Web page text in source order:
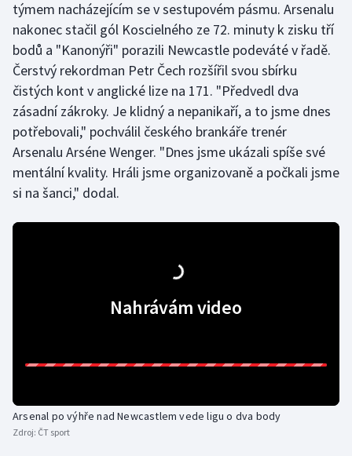
Moderní pětiboj
Motorsport
Olympijské hry
Parasport
Plavání
Sportovní střelba
týmem nacházejícím se v sestupovém pásmu. Arsenalu
nakonec stačil gól Koscielného ze 72. minuty k zisku tří
bodů a "Kanonýři" porazili Newcastle podeváté v řadě.
Čerstvý rekordman Petr Čech rozšířil svou sbírku
čistých kont v anglické lize na 171. "Předvedl dva
zásadní zákroky. Je klidný a nepanikaří, a to jsme dnes
potřebovali," pochválil českého brankáře trenér
Arsenalu Arséne Wenger. "Dnes jsme ukázali spíše své
mentální kvality. Hráli jsme organizovaně a počkali jsme
si na šanci," dodal.
Nahrávám video
Arsenal po výhře nad Newcastlem vede ligu o dva body
Zdroj: ČT sport